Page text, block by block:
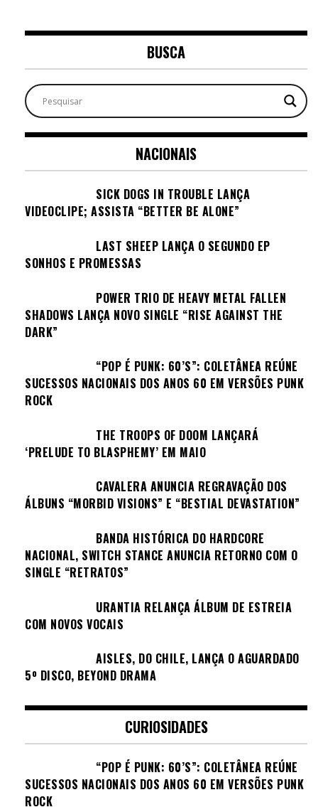
BUSCA
NACIONAIS
SICK DOGS IN TROUBLE LANÇA
VIDEOCLIPE; ASSISTA “BETTER BE ALONE”
LAST SHEEP LANÇA O SEGUNDO EP
SONHOS E PROMESSAS
POWER TRIO DE HEAVY METAL FALLEN
SHADOWS LANÇA NOVO SINGLE “RISE AGAINST THE
DARK”
“POP É PUNK: 60’S”: COLETÂNEA REÚNE
SUCESSOS NACIONAIS DOS ANOS 60 EM VERSÕES PUNK
ROCK
THE TROOPS OF DOOM LANÇARÁ
‘PRELUDE TO BLASPHEMY’ EM MAIO
CAVALERA ANUNCIA REGRAVAÇÃO DOS
ÁLBUNS “MORBID VISIONS” E “BESTIAL DEVASTATION”
BANDA HISTÓRICA DO HARDCORE
NACIONAL, SWITCH STANCE ANUNCIA RETORNO COM O
SINGLE “RETRATOS”
URANTIA RELANÇA ÁLBUM DE ESTREIA
COM NOVOS VOCAIS
AISLES, DO CHILE, LANÇA O AGUARDADO
5º DISCO, BEYOND DRAMA
CURIOSIDADES
“POP É PUNK: 60’S”: COLETÂNEA REÚNE
SUCESSOS NACIONAIS DOS ANOS 60 EM VERSÕES PUNK
ROCK